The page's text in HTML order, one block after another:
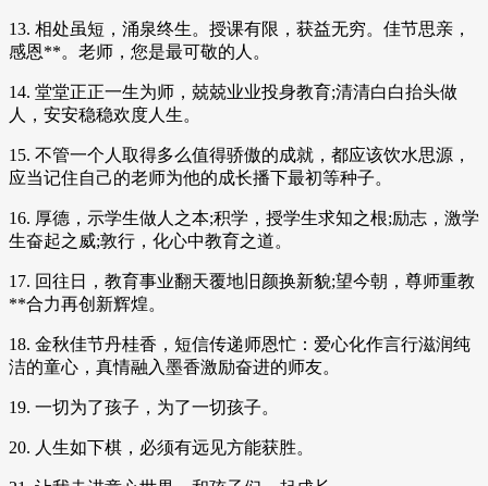
13. 相处虽短，涌泉终生。授课有限，获益无穷。佳节思亲，
感恩**。老师，您是最可敬的人。
14. 堂堂正正一生为师，兢兢业业投身教育;清清白白抬头做
人，安安稳稳欢度人生。
15. 不管一个人取得多么值得骄傲的成就，都应该饮水思源，
应当记住自己的老师为他的成长播下最初等种子。
16. 厚德，示学生做人之本;积学，授学生求知之根;励志，激学
生奋起之威;敦行，化心中教育之道。
17. 回往日，教育事业翻天覆地旧颜换新貌;望今朝，尊师重教
**合力再创新辉煌。
18. 金秋佳节丹桂香，短信传递师恩忙：爱心化作言行滋润纯
洁的童心，真情融入墨香激励奋进的师友。
19. 一切为了孩子，为了一切孩子。
20. 人生如下棋，必须有远见方能获胜。